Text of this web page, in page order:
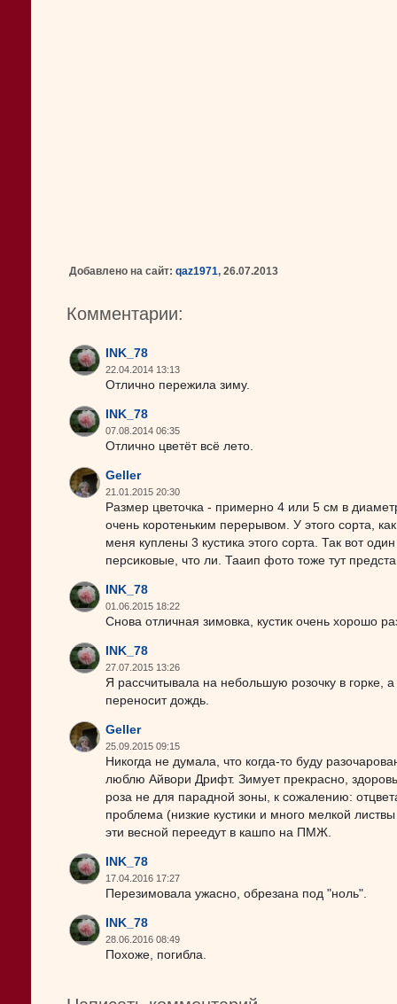
Добавлено на сайт: qaz1971, 26.07.2013
Комментарии:
INK_78
22.04.2014 13:13
Отлично пережила зиму.
INK_78
07.08.2014 06:35
Отлично цветёт всё лето.
Geller
21.01.2015 20:30
Размер цветочка - примерно 4 или 5 см в
очень коротеньким перерывом. У этого сорта,
меня куплены 3 кустика этого сорта. Так вот
персиковые, что ли. Тааип фото тоже тут
INK_78
01.06.2015 18:22
Снова отличная зимовка, кустик очень хорошо
INK_78
27.07.2015 13:26
Я рассчитывала на небольшую розочку в горке,
переносит дождь.
Geller
25.09.2015 09:15
Никогда не думала, что когда-то буду
люблю Айвори Дрифт. Зимует прекрасно,
роза не для парадной зоны, к сожалению:
проблема (низкие кустики и много мелкой
эти весной переедут в кашпо на ПМЖ.
INK_78
17.04.2016 17:27
Перезимовала ужасно, обрезана под "ноль".
INK_78
28.06.2016 08:49
Похоже, погибла.